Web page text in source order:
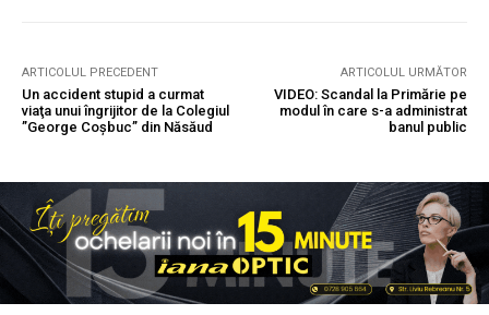
ARTICOLUL PRECEDENT
Un accident stupid a curmat
viaţa unui îngrijitor de la Colegiul
”George Coșbuc” din Năsăud
ARTICOLUL URMĂTOR
VIDEO: Scandal la Primărie pe
modul în care s-a administrat
banul public